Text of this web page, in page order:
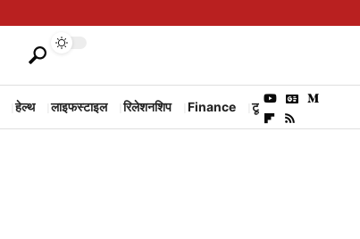
हेल्थ लाइफस्टाइल रिलेशनशिप Finance टूरिज्म